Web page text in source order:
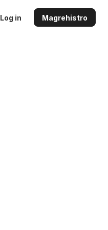
Log in Magrehistro